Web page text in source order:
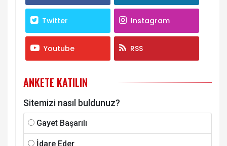
Twitter Instagram
Youtube RSS
ANKETE KATILIN
Sitemizi nasıl buldunuz?
Gayet Başarılı
İdare Eder